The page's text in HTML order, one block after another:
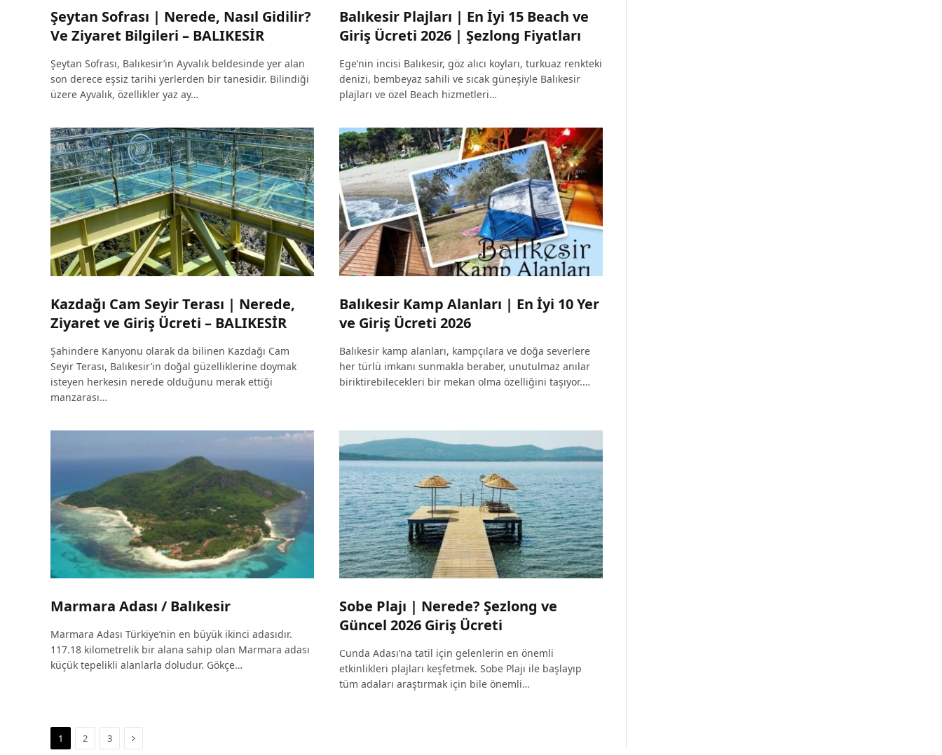
Şeytan Sofrası | Nerede, Nasıl Gidilir?
Ve Ziyaret Bilgileri – BALIKESİR
Şeytan Sofrası, Balıkesir’in Ayvalık beldesinde yer alan
son derece eşsiz tarihi yerlerden bir tanesidir. Bilindiği
üzere Ayvalık, özellikler yaz ay…
Balıkesir Plajları | En İyi 15 Beach ve
Giriş Ücreti 2026 | Şezlong Fiyatları
Ege’nin incisi Balıkesir, göz alıcı koyları, turkuaz renkteki
denizi, bembeyaz sahili ve sıcak güneşiyle Balıkesir
plajları ve özel Beach hizmetleri…
Kazdağı Cam Seyir Terası | Nerede,
Ziyaret ve Giriş Ücreti – BALIKESİR
Şahindere Kanyonu olarak da bilinen Kazdağı Cam
Seyir Terası, Balıkesir’in doğal güzelliklerine doymak
isteyen herkesin nerede olduğunu merak ettiği
manzarası…
Balıkesir Kamp Alanları | En İyi 10 Yer
ve Giriş Ücreti 2026
Balıkesir kamp alanları, kampçılara ve doğa severlere
her türlü imkanı sunmakla beraber, unutulmaz anılar
biriktirebilecekleri bir mekan olma özelliğini taşıyor.…
Marmara Adası / Balıkesir
Marmara Adası Türkiye’nin en büyük ikinci adasıdır.
117.18 kilometrelik bir alana sahip olan Marmara adası
küçük tepelikli alanlarla doludur. Gökçe…
Sobe Plajı | Nerede? Şezlong ve
Güncel 2026 Giriş Ücreti
Cunda Adası’na tatil için gelenlerin en önemli
etkinlikleri plajları keşfetmek. Sobe Plajı ile başlayıp
tüm adaları araştırmak için bile önemli…
1 2 3 Next